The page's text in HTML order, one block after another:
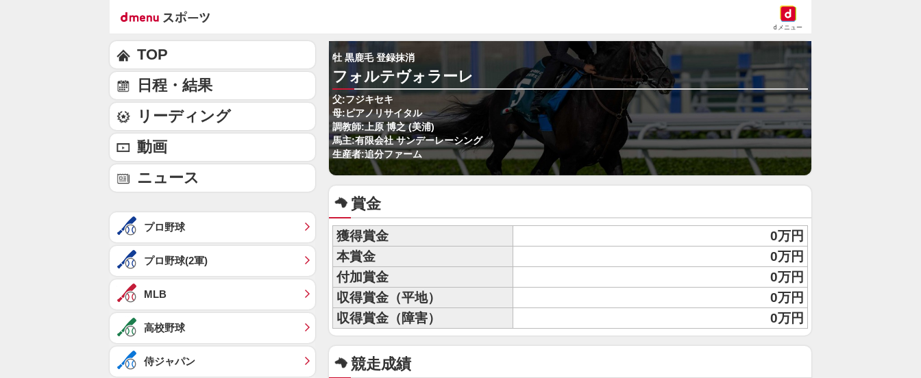
dメニュー
牡 黒鹿毛 登録抹消
フォルテヴォラーレ
父:フジキセキ
母:ピアノリサイタル
調教師:上原 博之 (美浦)
馬主:有限会社 サンデーレーシング
生産者:追分ファーム
賞金
獲得賞金
0万円
本賞金
0万円
付加賞金
0万円
収得賞金（平地）
0万円
収得賞金（障害）
0万円
競走成績
TOP
日程・結果
リーディング
動画
ニュース
プロ野球
プロ野球(2軍)
MLB
高校野球
侍ジャパン